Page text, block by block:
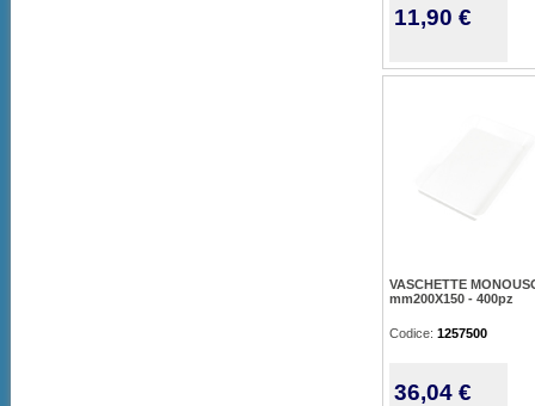
11,90 €
VASCHETTE
mm200X150 - 400pz
Codice: 1257500
36,04 €